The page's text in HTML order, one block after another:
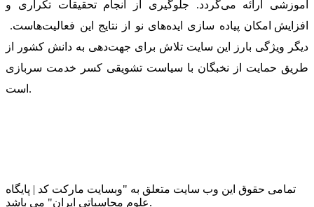
آموزشی ارائه می‌گردد. جلوگیری از انجام تحقیقات تکراری و
افزایش امکان پیاده سازی ایده‌های نو از نتایج این فعالیت‌هاست.
دیگر ویژگی بارز این سایت تلاش برای جهت‌دهی به دانش کشور از
طریق حمایت از نخبگان با سیاست تشویقی کسر خدمت سربازی
است.
تمامی حقوق این وب سایت متعلق به "وبسایت مارکت کد | پایگاه
علوم محاسباتی ایران" می باشد.